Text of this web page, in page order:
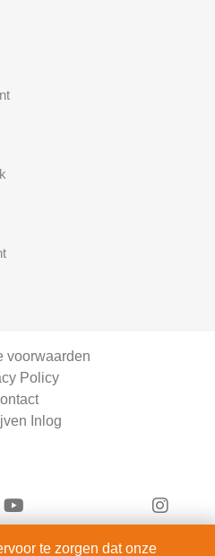
voorwaarden
Policy
Inlog
te zorgen dat onze